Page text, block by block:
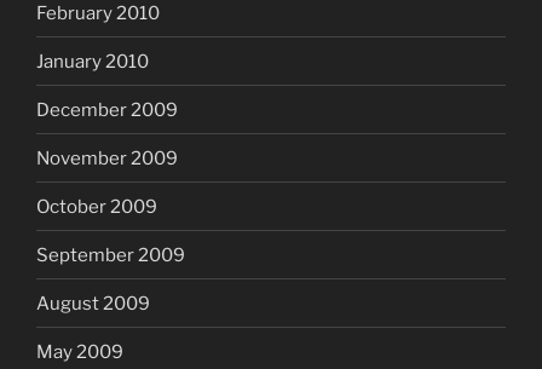
February 2010
January 2010
December 2009
November 2009
October 2009
September 2009
August 2009
May 2009